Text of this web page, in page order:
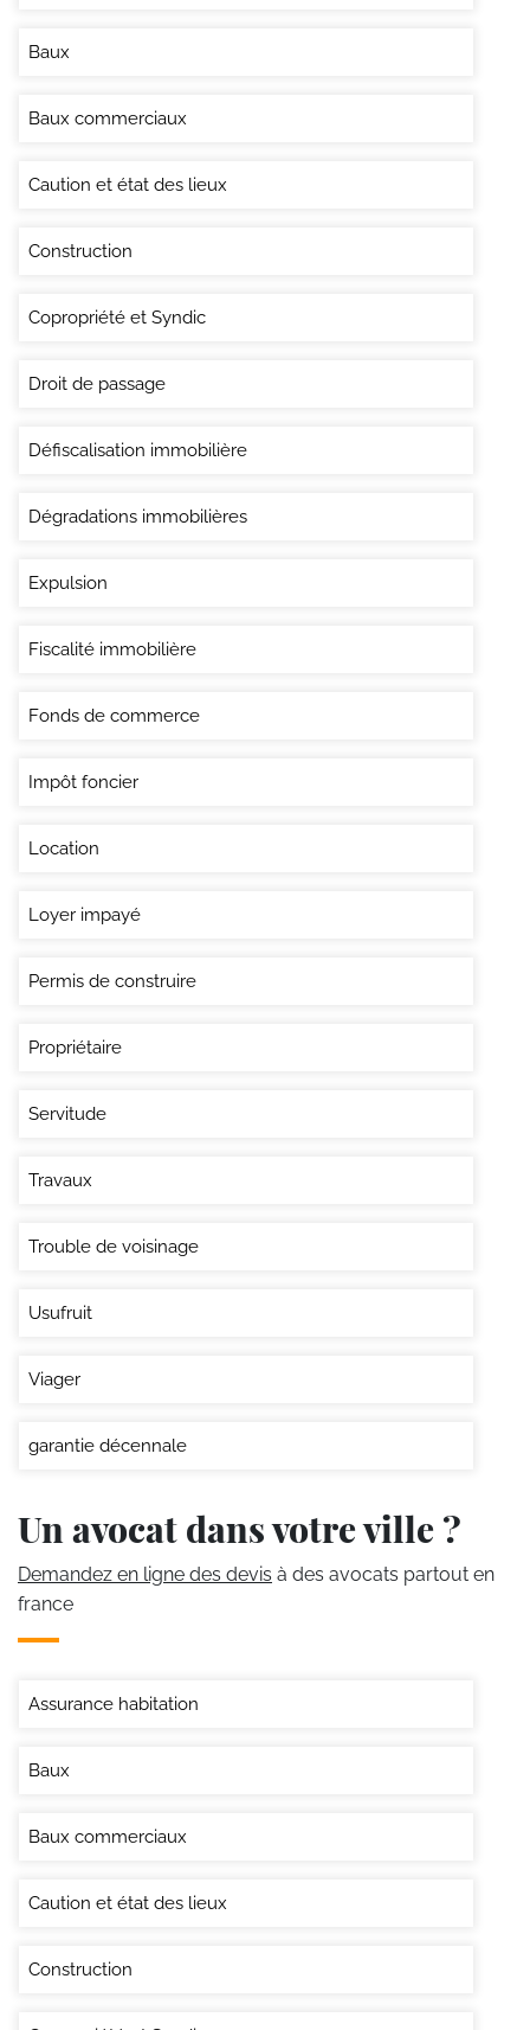
Baux
Baux commerciaux
Caution et état des lieux
Construction
Copropriété et Syndic
Droit de passage
Défiscalisation immobilière
Dégradations immobilières
Expulsion
Fiscalité immobilière
Fonds de commerce
Impôt foncier
Location
Loyer impayé
Permis de construire
Propriétaire
Servitude
Travaux
Trouble de voisinage
Usufruit
Viager
garantie décennale
Un avocat dans votre ville ?
Demandez en ligne des devis à des avocats partout en
france
Assurance habitation
Baux
Baux commerciaux
Caution et état des lieux
Construction